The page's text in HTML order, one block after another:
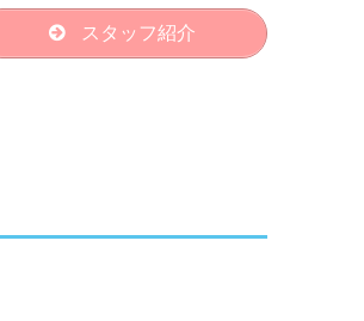
スタッフ紹介